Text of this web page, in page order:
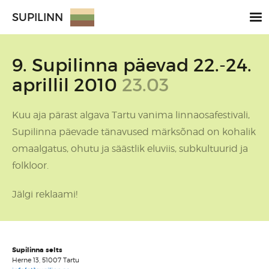
SUPILINN
9. Supilinna päevad 22.-24.
aprillil 2010 23.03
Kuu aja pärast algava Tartu vanima linnaosafestivali,
Supilinna päevade tänavused märksõnad on kohalik
omaalgatus, ohutu ja säästlik eluviis, subkultuurid ja
folkloor.
Jälgi reklaami!
Supilinna selts
Herne 13, 51007 Tartu